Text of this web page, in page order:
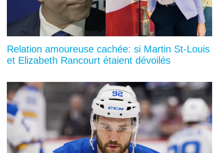
Relation amoureuse cachée: si Martin St-Louis
et Elizabeth Rancourt étaient dévoilés